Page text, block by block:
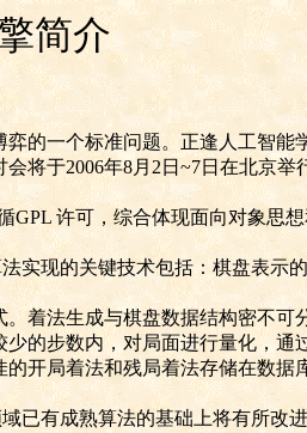
简介
的一个标准问题。正逢人工智能
会将于2006年8月 2 日 ~7日在北京举
GPL 许可，综合体现面向对象思
实现的关键技术包括：棋盘表示
着法生成与棋盘数据结构密不可
的步数内，对局面进行量化，通
开局着法和残局着法存储在数据
已有成熟算法的基础上将有所改